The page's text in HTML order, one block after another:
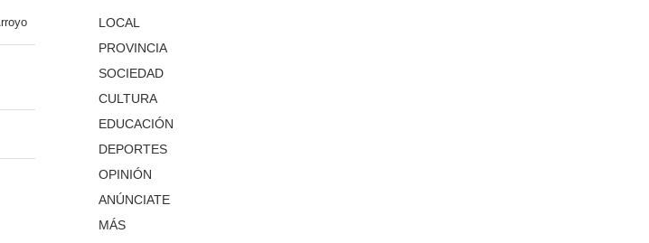
LOCAL
PROVINCIA
SOCIEDAD
CULTURA
EDUCACIÓN
DEPORTES
OPINIÓN
ANÚNCIATE
MÁS